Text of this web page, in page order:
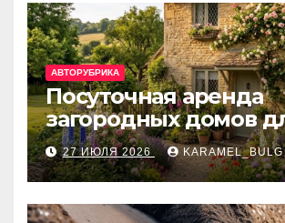
АВТОРУБРИКА
Посуточная аренда
загородных домов
отдыха
27 ИЮЛЯ 2026 KARAMEL_BULG